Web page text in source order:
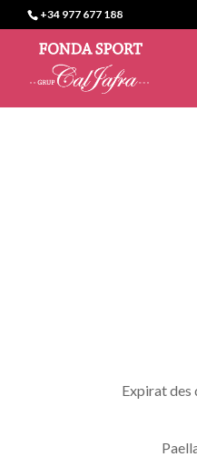
+34 977 677 188
Expirat